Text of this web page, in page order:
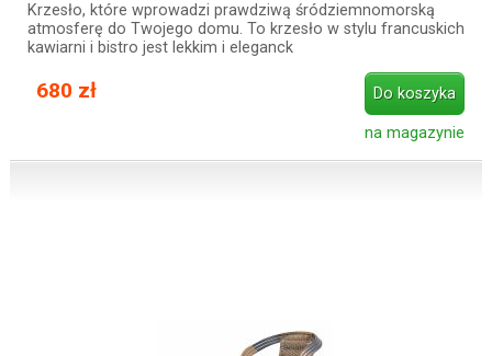
Krzesło, które wprowadzi prawdziwą śródziemnomorską
atmosferę do Twojego domu. To krzesło w stylu francuskich
kawiarni i bistro jest lekkim i eleganck
680 zł Do koszyka
na magazynie